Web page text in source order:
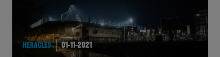
HERACLES 01-11-2021